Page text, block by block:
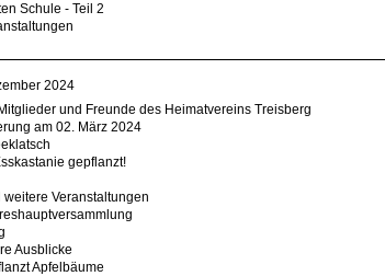
Schule - Teil 2
2024
und Freunde des Heimatvereins Treisberg
am 02. März 2024
gepflanzt!
weitere Veranstaltungen
Ausblicke
Apfelbäume